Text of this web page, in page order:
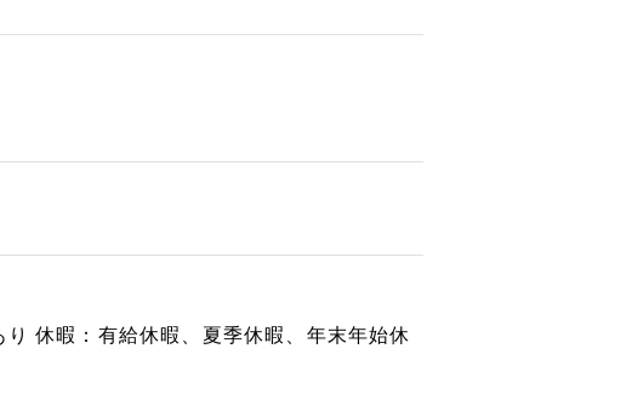
休暇：有給休暇、夏季休暇、年末年始休